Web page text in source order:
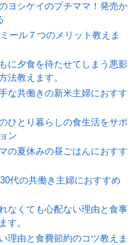
ヨシケイのプチママ！発売か
ール７つのメリット教えま
に夕食を待たせてしまう悪影
法教えます。
な共働きの新米主婦におすす
ひとり暮らしの食生活をサポ
ン
の夏休みの昼ごはんにおすす
代の共働き主婦におすすめ
なくても心配ない理由と食事
す。
理由と食費節約のコツ教えま